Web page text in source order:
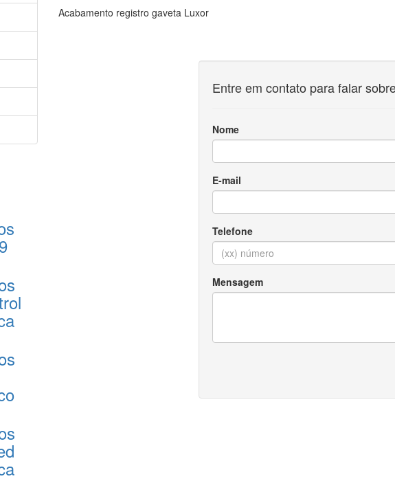
Acabamento registro gaveta Luxor
Entre em contato para falar
Nome
E-mail
Telefone
Mensagem